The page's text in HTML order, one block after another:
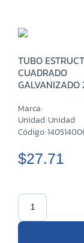
TUBO
CUADRADO
GALVANIZADO
Marca:
Unidad: Unidad
Código:
$27.71